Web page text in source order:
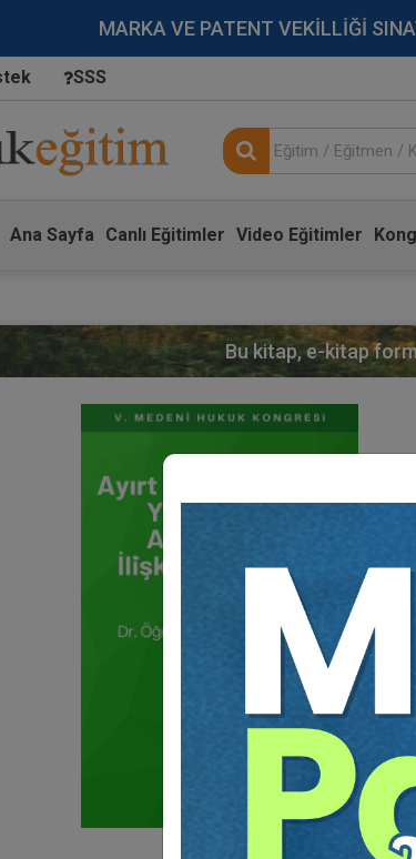
MARKA VE PATENT VEKİLLİĞİ
SSS
Ana Sayfa Canlı Eğitimler Video Eğitimler
Bu kitap, e-kitap